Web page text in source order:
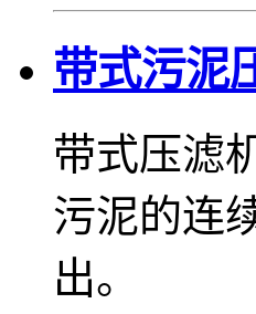
带式污泥
带式压滤
污泥的连
出。